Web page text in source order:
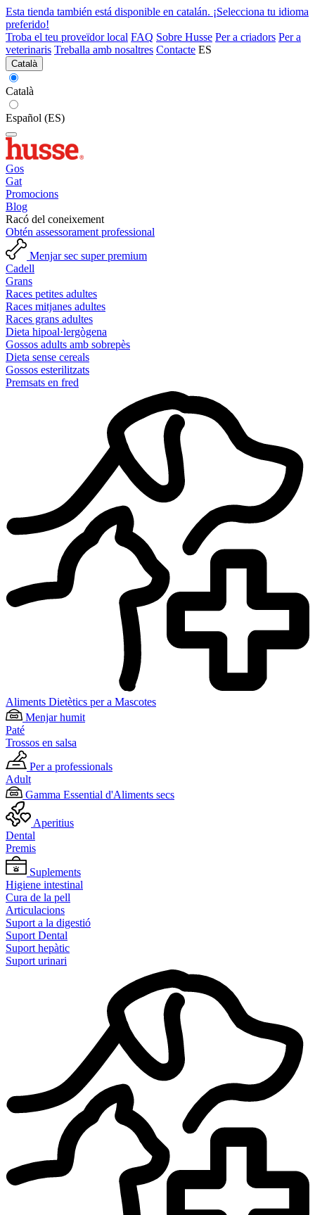
Esta tienda también está disponible en catalán. ¡Selecciona tu idioma
preferido!
Troba el teu proveïdor local FAQ Sobre Husse Per a criadors Per a
veterinaris Treballa amb nosaltres Contacte ES
Català
Català
Español (ES)
Gos
Gat
Promocions
Blog
Racó del coneixement
Obtén assessorament professional
Menjar sec super premium
Cadell
Grans
Races petites adultes
Races mitjanes adultes
Races grans adultes
Dieta hipoal·lergògena
Gossos adults amb sobrepès
Dieta sense cereals
Gossos esterilitzats
Premsats en fred
Aliments Dietètics per a Mascotes
Menjar humit
Paté
Trossos en salsa
Per a professionals
Adult
Gamma Essential d'Aliments secs
Aperitius
Dental
Premis
Suplements
Higiene intestinal
Cura de la pell
Articulacions
Suport a la digestió
Suport Dental
Suport hepàtic
Suport urinari